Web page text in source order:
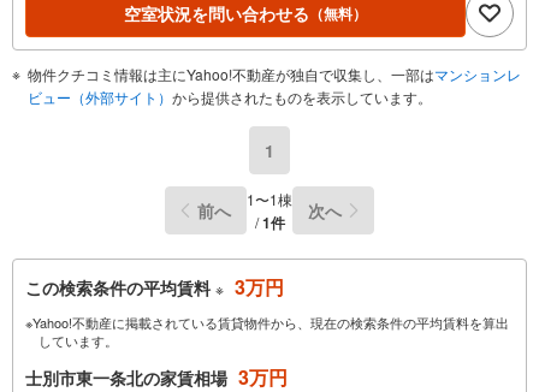
空室状況を問い合わせる （無料）
物件クチコミ情報は主にYahoo!不動産が独自で収集し、一部はマンションレ
ビュー（外部サイト） から提供されたものを表示しています。
1
前へ
1〜1棟
/1件 次へ
この検索条件の平均賃料 ※ 3万円
※Yahoo!不動産に掲載されている賃貸物件から、現在の検索条件の平均賃料を算出
しています。
士別市東一条北の家賃相場 3万円